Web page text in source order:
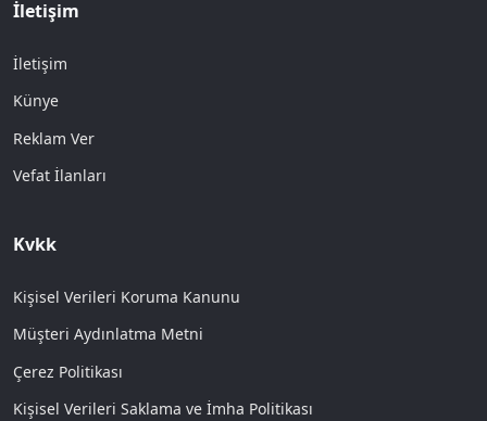
İletişim
İletişim
Künye
Reklam Ver
Vefat İlanları
Kvkk
Kişisel Verileri Koruma Kanunu
Müşteri Aydınlatma Metni
Çerez Politikası
Kişisel Verileri Saklama ve İmha Politikası